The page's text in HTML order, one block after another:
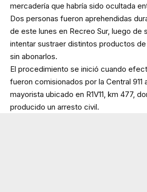
mercadería que habría sido ocultada
Dos personas fueron aprehendidas
de este lunes en Recreo Sur, luego de
intentar sustraer distintos productos
sin abonarlos.
El procedimiento se inició cuando
fueron comisionados por la Central 911
mayorista ubicado en R1V11, km 477,
producido un arresto civil.